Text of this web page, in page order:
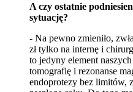
A czy ostatnie
sytuację?
- Na pewno zmieniło,
zł tylko na internę i
to jedyny element
tomografię i rezonanse
endoprotezy bez limitów,